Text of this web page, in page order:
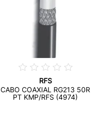
RFS
CABO COAXIAL RG213 50R
PT KMP/RFS (4974)